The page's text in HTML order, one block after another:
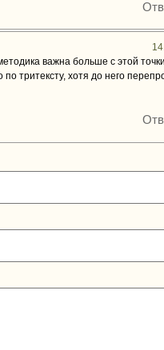
важна больше с этой точки
тритексту, хотя до него